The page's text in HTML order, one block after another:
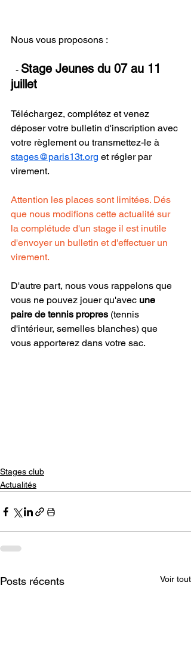
Nous vous proposons :
  -
Stage Jeunes du 07 au 11
juillet
Téléchargez, complétez et venez
déposer votre bulletin d'inscription avec
votre règlement ou transmettez-le à
stages@paris13t.org et régler par
virement.
Attention les places sont limitées. Dés
que nous modifions cette actualité sur
la complétude d'un stage il est inutile
d'envoyer un bulletin et d'effectuer un
virement.
D'autre part, nous vous rappelons que
vous ne pouvez jouer qu'avec une
paire de tennis propres (tennis
d'intérieur, semelles blanches) que
vous apporterez dans votre sac.
Stages club
Actualités
Posts récents Voir tout